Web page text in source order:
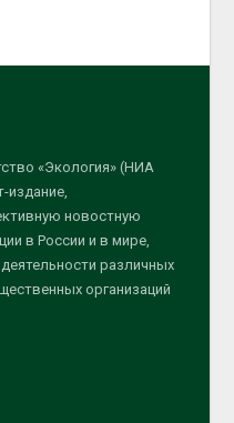
«Экология» (НИА
издание,
новостную
в России и в мире,
различных
организаций